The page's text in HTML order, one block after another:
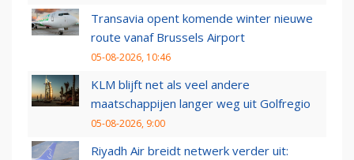
Transavia opent komende winter nieuwe
route vanaf Brussels Airport
05-08-2026, 10:46
KLM blijft net als veel andere
maatschappijen langer weg uit Golfregio
05-08-2026, 9:00
Riyadh Air breidt netwerk verder uit: